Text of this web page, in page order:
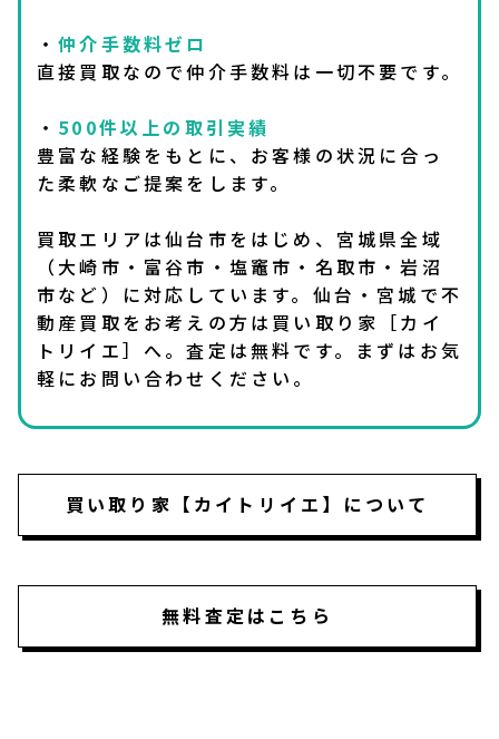
・仲介手数料ゼロ
直接買取なので仲介手数料は一切不要です。
・ 500件以上の取引実績
豊富な経験をもとに、お客様の状況に合っ
た柔軟なご提案をします。
買取エリアは仙台市をはじめ、宮城県全域
（大崎市・富谷市・塩竈市・名取市・岩沼
市など）に対応しています。仙台・宮城で不
動産買取をお考えの方は買い取り家［カイ
トリイエ］へ。査定は無料です。まずはお気
軽にお問い合わせください。
買い取り家【カイトリイエ】について
無料査定はこちら